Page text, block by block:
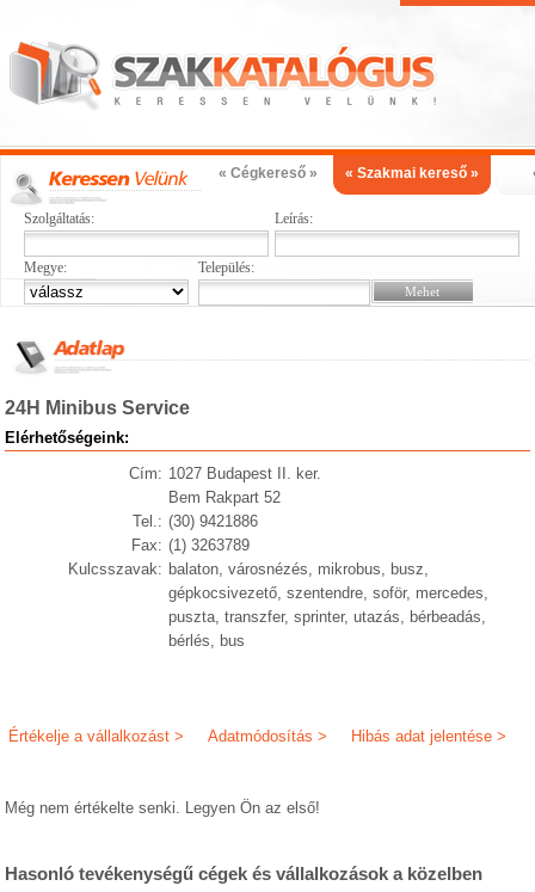
« Cégkereső » « Szakmai kereső »
Szolgáltatás: Leírás:
Megye: Település:
24H Minibus Service
Elérhetőségeink:
Cím: 1027 Budapest II. ker.
Bem Rakpart 52
Tel.: (30) 9421886
Fax: (1) 3263789
Kulcsszavak: balaton, városnézés, mikrobus, busz,
gépkocsivezető, szentendre, soför, mercedes,
puszta, transzfer, sprinter, utazás, bérbeadás,
bérlés, bus
Hibás adat jelentése >
Adatmódosítás >
Értékelje a vállalkozást >
Még nem értékelte senki. Legyen Ön az első!
Hasonló tevékenységű cégek és vállalkozások a közelben